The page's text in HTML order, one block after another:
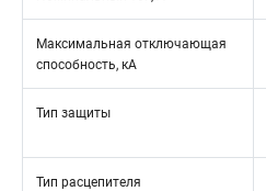
Максимальная отключающая
способность, кА
Тип защиты
Тип расцепителя